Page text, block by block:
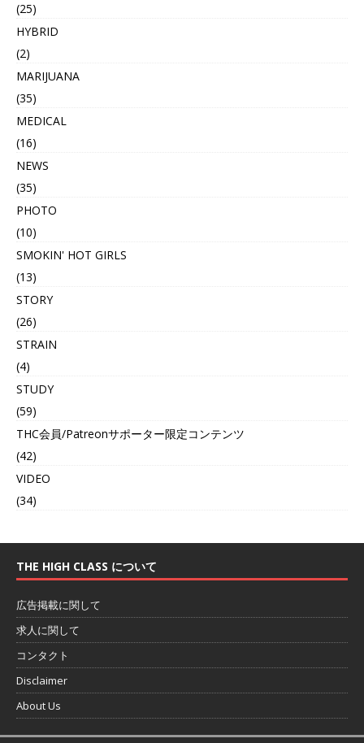
(25)
HYBRID
(2)
MARIJUANA
(35)
MEDICAL
(16)
NEWS
(35)
PHOTO
(10)
SMOKIN' HOT GIRLS
(13)
STORY
(26)
STRAIN
(4)
STUDY
(59)
THC会員/Patreonサポーター限定コンテンツ
(42)
VIDEO
(34)
THE HIGH CLASS について
広告掲載に関して
求人に関して
コンタクト
Disclaimer
About Us